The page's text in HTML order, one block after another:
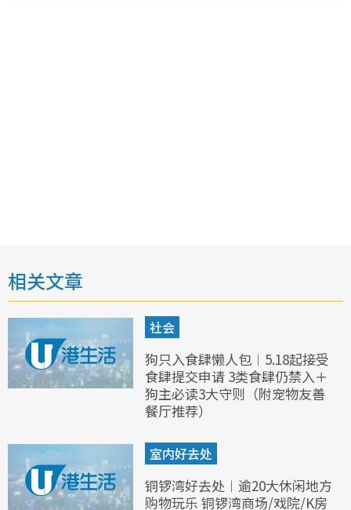
相关文章
社会
狗只入食肆懒人包︱5.18起接受
食肆提交申请 3类食肆仍禁入＋
狗主必读3大守则（附宠物友善
餐厅推荐）
室内好去处
铜锣湾好去处︱逾20大休闲地方
购物玩乐 铜锣湾商场/戏院/K房